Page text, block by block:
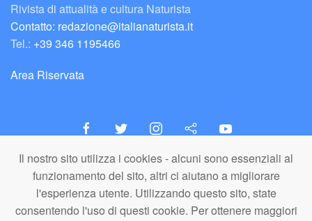
Il nostro sito utilizza i cookies - alcuni sono essenziali al
funzionamento del sito, altri ci aiutano a migliorare
l'esperienza utente. Utilizzando questo sito, state
consentendo l'uso di questi cookie. Per ottenere maggiori
Rivista di attualità e cultura Naturista
Contatto: redazione@italianaturista.it
Tel.: +39 346 1195466
Area Riservata
italiaNATURISTA
Editore e Redazione
A.N.ITA. Associazione Naturista Italiana (APS)
C.F. 80203710159